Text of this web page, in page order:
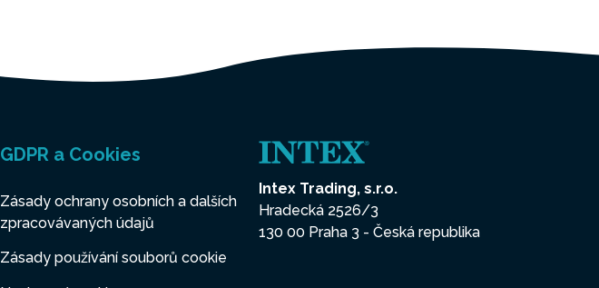
GDPR a Cookies
Zásady ochrany osobních a dalších
zpracovávaných údajů
Zásady používání souborů cookie
Intex Trading, s.r.o.
Hradecká 2526/3
130 00 Praha 3 - Česká republika